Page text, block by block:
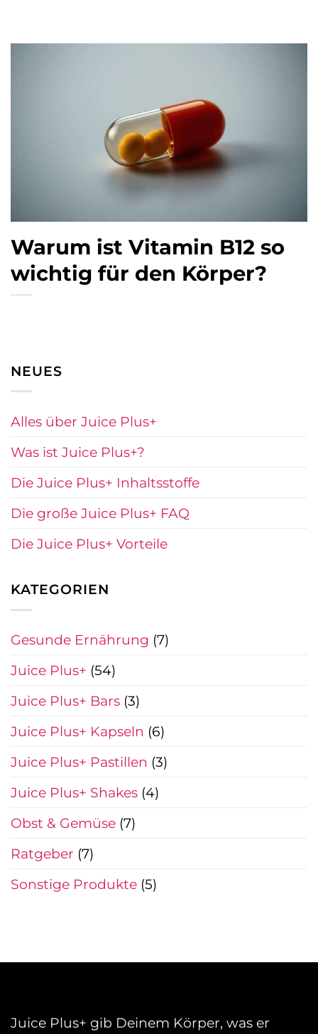
Warum ist Vitamin B12 so
wichtig für den Körper?
NEUES
Alles über Juice Plus+
Was ist Juice Plus+?
Die Juice Plus+ Inhaltsstoffe
Die große Juice Plus+ FAQ
Die Juice Plus+ Vorteile
KATEGORIEN
Gesunde Ernährung (7)
Juice Plus+ (54)
Juice Plus+ Bars (3)
Juice Plus+ Kapseln (6)
Juice Plus+ Pastillen (3)
Juice Plus+ Shakes (4)
Obst & Gemüse (7)
Ratgeber (7)
Sonstige Produkte (5)
Juice Plus+ gib Deinem Körper, was er